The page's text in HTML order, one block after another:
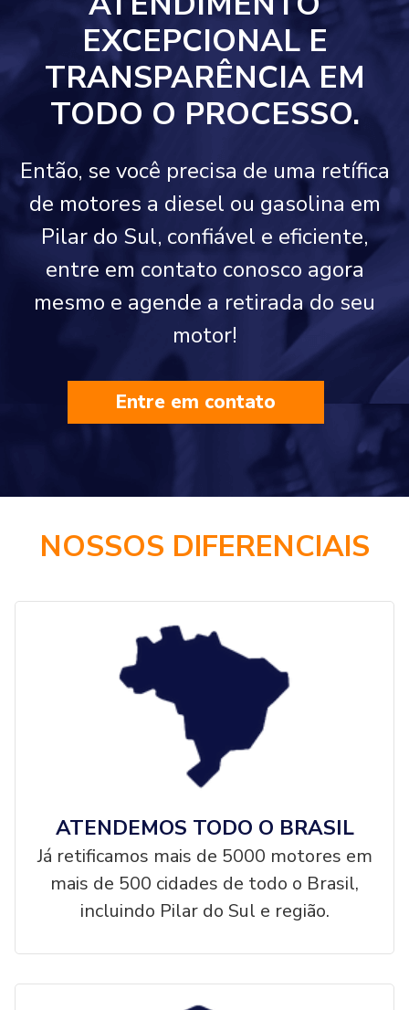
EXCEPCIONAL E
TRANSPARÊNCIA EM
TODO O PROCESSO.
Então, se você precisa de uma retífica
de motores a diesel ou gasolina em
Pilar do Sul, confiável e eficiente,
entre em contato conosco agora
mesmo e agende a retirada do seu
motor!
Entre em contato
NOSSOS DIFERENCIAIS
ATENDEMOS TODO O BRASIL
Já retificamos mais de 5000 motores em
mais de 500 cidades de todo o Brasil,
incluindo Pilar do Sul e região.